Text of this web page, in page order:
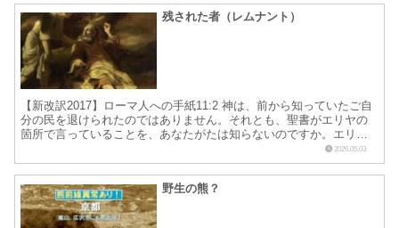
残された者（レムナント）
【新改訳2017】ローマ人への手紙11:2 神は、前から知っていたご自
分の民を退けられたのではありません。それとも、聖書がエリヤの
箇所で言っていることを、あなたがたは知らないのですか。エリヤ
2026.05.03
野生の熊？